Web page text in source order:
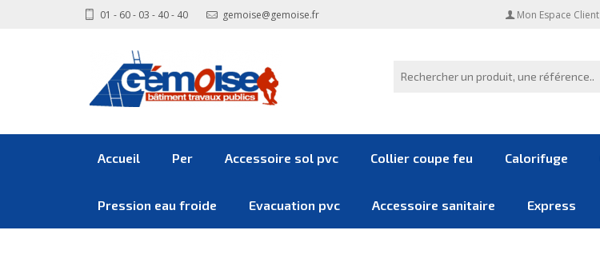
01 - 60 - 03 - 40 - 40 gemoise@gemoise.fr Mon Espace Client
Accueil Per Accessoire sol pvc Collier coupe feu Calorifuge
Pression eau froide Evacuation pvc Accessoire sanitaire Express